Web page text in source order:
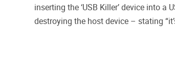
inserting the ‘USB Killer’ device into a
destroying the host device – stating